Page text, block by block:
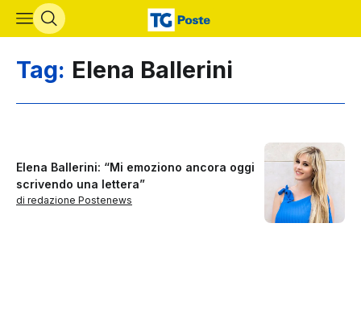
Vai al contenuto principale
Tag: Elena Ballerini
Elena Ballerini: “Mi emoziono ancora oggi
scrivendo una lettera”
di redazione Postenews